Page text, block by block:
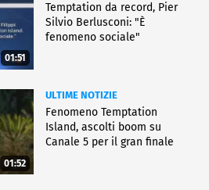
01:51
Temptation da record, Pier
Silvio Berlusconi: "È
fenomeno sociale"
01:52
ULTIME NOTIZIE
Fenomeno Temptation
Island, ascolti boom su
Canale 5 per il gran finale